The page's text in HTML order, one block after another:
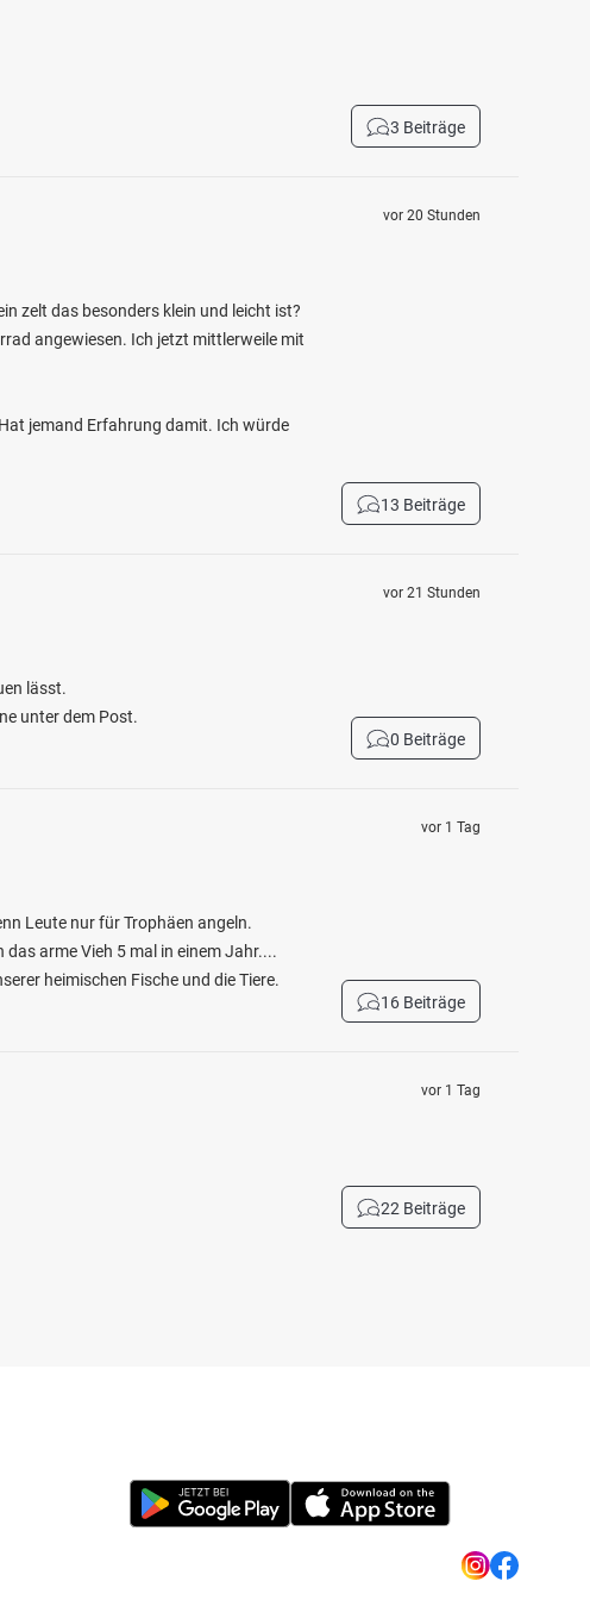
3 Beiträge
zelt das besonders klein und leicht ist?
angewiesen. Ich jetzt mittlerweile mit
jemand Erfahrung damit. Ich würde
vor 20 Stunden
13 Beiträge
lässt.
unter dem Post.
vor 21 Stunden
0 Beiträge
Leute nur für Trophäen angeln.
arme Vieh 5 mal in einem Jahr....
heimischen Fische und die Tiere.
vor 1 Tag
16 Beiträge
vor 1 Tag
22 Beiträge